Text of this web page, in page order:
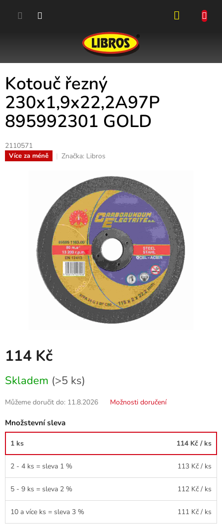
Kotouč řezný
230x1,9x22,2A97P
895992301 GOLD
2110571
Více za méně Značka: Libros
114 Kč
cena:
Skladem (>5 ks)
Můžeme doručit do: 11.8.2026 Možnosti doručení
Množstevní sleva
1 ks 114 Kč / ks
2 - 4 ks = sleva 1 % 113 Kč / ks
5 - 9 ks = sleva 2 % 112 Kč / ks
10 a více ks = sleva 3 % 111 Kč / ks